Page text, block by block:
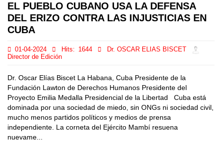
EL PUEBLO CUBANO USA LA DEFENSA
DEL ERIZO CONTRA LAS INJUSTICIAS EN
CUBA
01-04-2024 Hits: 1644
Dr. OSCAR ELIAS BISCET
Director de Edición
Dr. Oscar Elías Biscet La Habana, Cuba Presidente de la
Fundación Lawton de Derechos Humanos Presidente del
Proyecto Emilia Medalla Presidencial de la Libertad Cuba está
dominada por una sociedad de miedo, sin ONGs ni sociedad civil,
mucho menos partidos políticos y medios de prensa
independiente. La corneta del Ejército Mambí resuena
nuevame...